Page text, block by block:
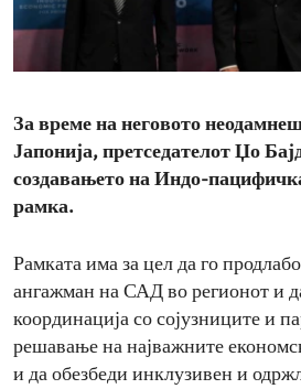
ENVIRONMENT AND HEALTH
IDEALS AND INSTITUTIONS
За време на неговото
Јапонија, претседателот Џо
создавањето на Индо-
рамка.
Рамката има за цел да го
ангажман на САД во регионот и
координација со сојузниците и
решавање на најважните
и да обезбеди инклузивен и